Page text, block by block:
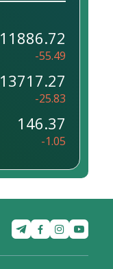
11886.72
-55.49
13717.27
-25.83
146.37
-1.05